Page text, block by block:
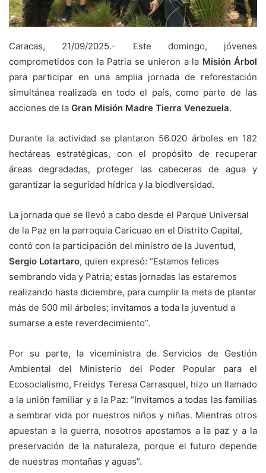
Caracas, 21/09/2025.- Este domingo, jóvenes
comprometidos con la Patria se unieron a la Misión Árbol
para participar en una amplia jornada de reforestación
simultánea realizada en todo el país, como parte de las
acciones de la Gran Misión Madre Tierra Venezuela.
Durante la actividad se plantaron 56.020 árboles en 182
hectáreas estratégicas, con el propósito de recuperar
áreas degradadas, proteger las cabeceras de agua y
garantizar la seguridad hídrica y la biodiversidad.
La jornada que se llevó a cabo desde el Parque Universal
de la Paz en la parroquia Caricuao en el Distrito Capital,
contó con la participación del ministro de la Juventud,
Sergio Lotartaro, quien expresó: “Estamos felices
sembrando vida y Patria; estas jornadas las estaremos
realizando hasta diciembre, para cumplir la meta de plantar
más de 500 mil árboles; invitamos a toda la juventud a
sumarse a este reverdecimiento”.
Por su parte, la viceministra de Servicios de Gestión
Ambiental del Ministerio del Poder Popular para el
Ecosocialismo, Freidys Teresa Carrasquel, hizo un llamado
a la unión familiar y a la Paz: “Invitamos a todas las familias
a sembrar vida por nuestros niños y niñas. Mientras otros
apuestan a la guerra, nosotros apostamos a la paz y a la
preservación de la naturaleza, porque el futuro depende
de nuestras montañas y aguas”.